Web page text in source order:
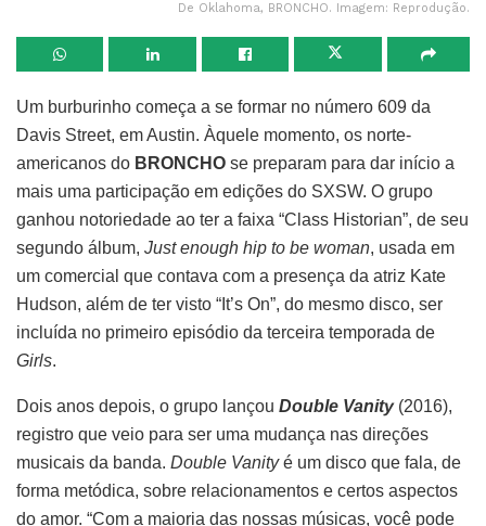
De Oklahoma, BRONCHO. Imagem: Reprodução.
Um burburinho começa a se formar no número 609 da
Davis Street, em Austin. Àquele momento, os norte-
americanos do BRONCHO se preparam para dar início a
mais uma participação em edições do SXSW. O grupo
ganhou notoriedade ao ter a faixa “Class Historian”, de seu
segundo álbum, Just enough hip to be woman, usada em
um comercial que contava com a presença da atriz Kate
Hudson, além de ter visto “It’s On”, do mesmo disco, ser
incluída no primeiro episódio da terceira temporada de
Girls.
Dois anos depois, o grupo lançou Double Vanity(2016),
registro que veio para ser uma mudança nas direções
musicais da banda. Double Vanityé um disco que fala, de
forma metódica, sobre relacionamentos e certos aspectos
do amor. “Com a maioria das nossas músicas, você pode